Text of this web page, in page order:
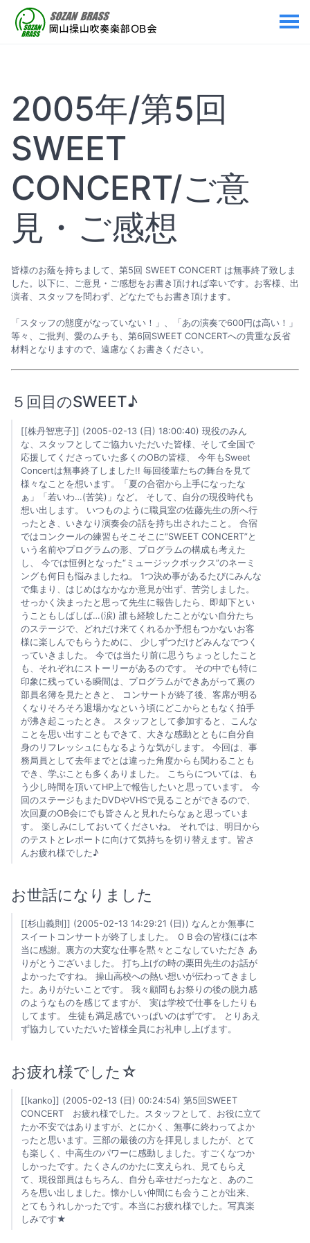
2005年/第5回
SWEET
CONCERT/ご意
見・ご感想
皆様のお蔭を持ちまして、第5回 SWEET CONCERT は無事終了致しま
した。以下に、ご意見・ご感想をお書き頂ければ幸いです。お客様、出
演者、スタッフを問わず、どなたでもお書き頂けます。
「スタッフの態度がなっていない！」、「あの演奏で600円は高い！」
等々、ご批判、愛のムチも、第6回SWEET CONCERTへの貴重な反省
材料となりますので、遠慮なくお書きください。
５回目のSWEET♪
[[株丹智恵子]] (2005-02-13 (日) 18:00:40) 現役のみん
な、スタッフとしてご協力いただいた皆様、そして全国で
応援してくださっていた多くのOBの皆様、 今年もSweet
Concertは無事終了しました!! 毎回後輩たちの舞台を見て
様々なことを想います。「夏の合宿から上手になったな
ぁ」「若いわ…(苦笑)」など。 そして、自分の現役時代も
想い出します。 いつものように職員室の佐藤先生の所へ行
ったとき、いきなり演奏会の話を持ち出されたこと。 合宿
ではコンクールの練習もそこそこに“SWEET CONCERT”と
いう名前やプログラムの形、プログラムの構成も考えた
し、 今では恒例となった“ミュージックボックス”のネーミ
ングも何日も悩みましたね。 1つ決め事があるたびにみんな
で集まり、はじめはなかなか意見が出ず、苦労しました。
せっかく決まったと思って先生に報告したら、即却下とい
うこともしばしば…(涙) 誰も経験したことがない自分たち
のステージで、どれだけ来てくれるか予想もつかないお客
様に楽しんでもらうために、 少しずつだけどみんなでつく
っていきました。 今では当たり前に思うちょっとしたこと
も、それぞれにストーリーがあるのです。 その中でも特に
印象に残っている瞬間は、プログラムができあがって裏の
部員名簿を見たときと、 コンサートが終了後、客席が明る
くなりそろそろ退場かなという頃にどこからともなく拍手
が沸き起こったとき。 スタッフとして参加すると、こんな
ことを思い出すこともできて、大きな感動とともに自分自
身のリフレッシュにもなるような気がします。 今回は、事
務局員として去年までとは違った角度からも関わることも
でき、学ぶことも多くありました。 こちらについては、も
う少し時間を頂いてHP上で報告したいと思っています。 今
回のステージもまたDVDやVHSで見ることができるので、
次回夏のOB会にでも皆さんと見れたらなぁと思っていま
す。 楽しみにしておいてくださいね。 それでは、明日から
のテストとレポートに向けて気持ちを切り替えます。皆さ
んお疲れ様でした♪
お世話になりました
[[杉山義則]] (2005-02-13 14:29:21 (日)) なんとか無事に
スイートコンサートが終了しました。 ＯＢ会の皆様には本
当に感謝。裏方の大変な仕事を黙々とこなしていただき あ
りがとうございました。 打ち上げの時の栗田先生のお話が
よかったですね。 操山高校への熱い想いが伝わってきまし
た。ありがたいことです。 我々顧問もお祭りの後の脱力感
のようなものを感じてますが、 実は学校で仕事をしたりも
してます。 生徒も満足感でいっぱいのはずです。 とりあえ
ず協力していただいた皆様全員にお礼申し上げます。
お疲れ様でした☆
[[kanko]] (2005-02-13 (日) 00:24:54) 第5回SWEET
CONCERT お疲れ様でした。スタッフとして、お役に立て
たか不安ではありますが、とにかく、無事に終わってよか
ったと思います。三部の最後の方を拝見しましたが、とて
も楽しく、中高生のパワーに感動しました。すごくなつか
しかったです。たくさんのかたに支えられ、見てもらえ
て、現役部員はもちろん、自分も幸せだったなと、あのこ
ろを思い出しました。懐かしい仲間にも会うことが出来、
とてもうれしかったです。本当にお疲れ様でした。写真楽
しみです★